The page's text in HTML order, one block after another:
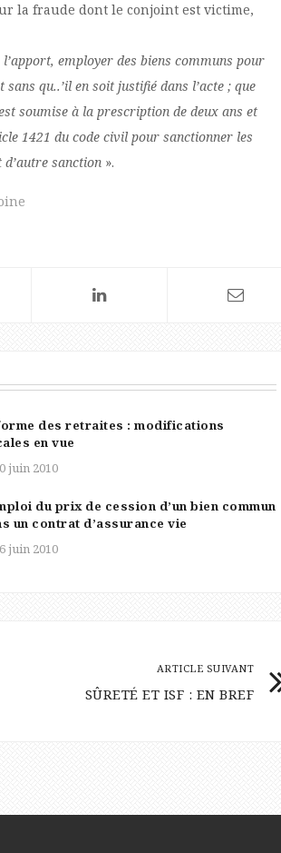
la fraude dont le conjoint est victime,
employer des biens communs pour
qu..’il en soit justifié dans l’acte ; que
soumise à la prescription de deux ans et
1421 du code civil pour sanctionner les
d’autre sanction ».
des retraites : modifications
en vue
juin 2010
du prix de cession d’un bien commun
un contrat d’assurance vie
juin 2010
ARTICLE SUIVANT
SÛRETÉ ET ISF : EN BREF